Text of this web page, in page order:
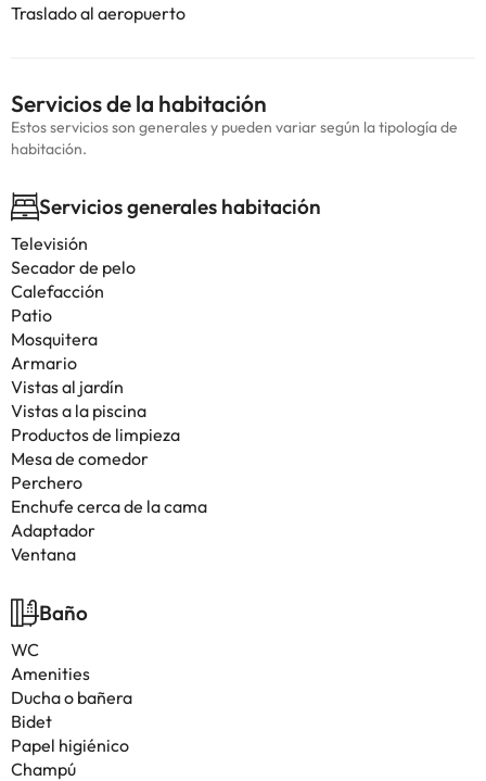
Traslado al aeropuerto
Servicios de la habitación
Estos servicios son generales y pueden variar según la tipología de
habitación.
Servicios generales habitación
Televisión
Secador de pelo
Calefacción
Patio
Mosquitera
Armario
Vistas al jardín
Vistas a la piscina
Productos de limpieza
Mesa de comedor
Perchero
Enchufe cerca de la cama
Adaptador
Ventana
Baño
WC
Amenities
Ducha o bañera
Bidet
Papel higiénico
Champú